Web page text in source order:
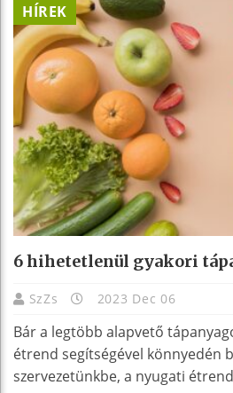
HÍREK
6 hihetetlenül gyakori
SzZs 2023 Dec 06
Bár a legtöbb alapvető
étrend segítségével könnyedén
szervezetünkbe, a nyugati